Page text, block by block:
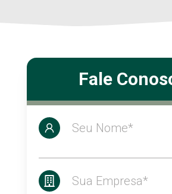
Fale
Seu Nome*
Sua Empresa*